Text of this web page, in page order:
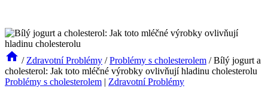
/ Zdravotní Problémy / Problémy s cholesterolem / Bílý jogurt a
cholesterol: Jak toto mléčné výrobky ovlivňují hladinu cholesterolu
Problémy s cholesterolem | Zdravotní Problémy